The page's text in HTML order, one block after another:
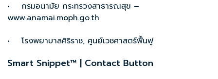
• กรมอนามัย กระทรวงสาธารณสุข –
www.anamai.moph.go.th
• โรงพยาบาลศิริราช, ศูนย์เวชศาสตร์ฟื้นฟู
Smart Snippet™ | Contact Button